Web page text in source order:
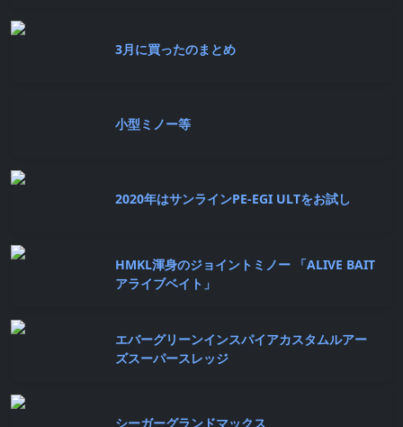
3月に買ったのまとめ
小型ミノー等
2020年はサンラインPE-EGI ULTをお試し
HMKL渾身のジョイントミノー 「ALIVE BAIT
アライブベイト」
エバーグリーンインスパイアカスタムルアー
ズスーパースレッジ
シーガーグランドマックス